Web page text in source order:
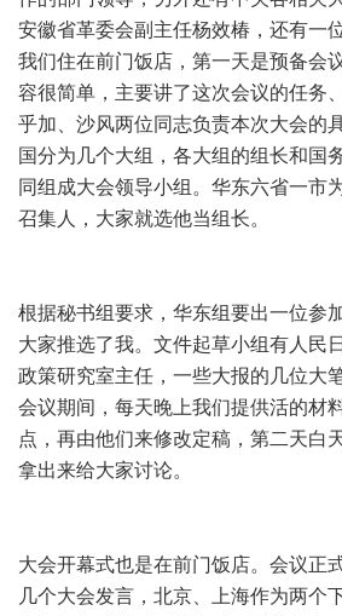
安徽省革委会副主任杨效椿，还有一
我们住在前门饭店，第一天是预备会
容很简单，主要讲了这次会议的任务
乎加、沙风两位同志负责本次大会的
国分为几个大组，各大组的组长和国
同组成大会领导小组。华东六省一市
召集人，大家就选他当组长。
根据秘书组要求，华东组要出一位参
大家推选了我。文件起草小组有人民
政策研究室主任，一些大报的几位大
会议期间，每天晚上我们提供活的材
点，再由他们来修改定稿，第二天白
拿出来给大家讨论。
大会开幕式也是在前门饭店。会议正
几个大会发言，北京、上海作为两个